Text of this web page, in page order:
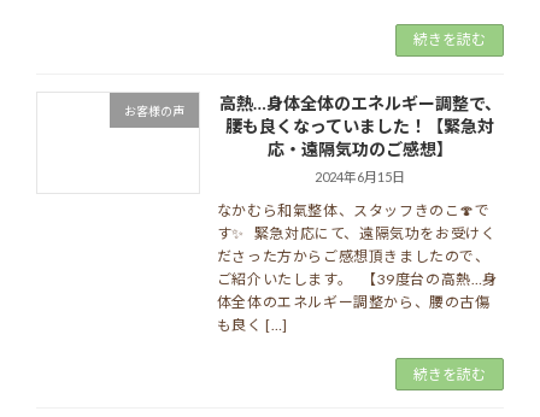
続きを読む
お客様の声
高熱…身体全体のエネルギー調整で、
腰も良くなっていました！【緊急対
応・遠隔気功のご感想】
2024年6月15日
なかむら和氣整体、スタッフきのこ🍄で
す✨ 緊急対応にて、遠隔気功をお受けく
ださった方からご感想頂きましたので、
ご紹介いたします。 【39度台の高熱…身
体全体のエネルギー調整から、腰の古傷
も良く […]
続きを読む